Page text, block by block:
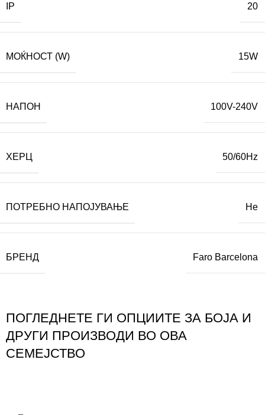
IP 20
МОЌНОСТ (W) 15W
НАПОН 100V-240V
ХЕРЦ 50/60Hz
ПОТРЕБНО НАПОЈУВАЊЕ Не
БРЕНД Faro Barcelona
ПОГЛЕДНЕТЕ ГИ ОПЦИИТЕ ЗА БОЈА И
ДРУГИ ПРОИЗВОДИ ВО ОВА
СЕМЕЈСТВО